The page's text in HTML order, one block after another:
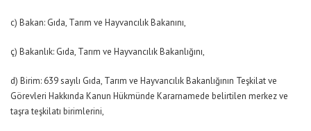
c) Bakan: Gıda, Tarım ve Hayvancılık Bakanını,
ç) Bakanlık: Gıda, Tarım ve Hayvancılık Bakanlığını,
d) Birim: 639 sayılı Gıda, Tarım ve Hayvancılık Bakanlığının Teşkilat ve
Görevleri Hakkında Kanun Hükmünde Kararnamede belirtilen merkez ve
taşra teşkilatı birimlerini,